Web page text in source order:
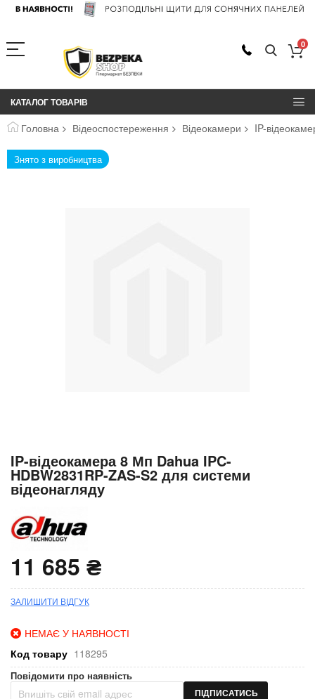
0
КАТАЛОГ ТОВАРІВ
Головна Відеоспостереження Відеокамери IP-
Перейти
до
Знято з виробництва
Перейти
до
початку
галереї
IP-відеокамера 8 Мп Dahua IPC-
HDBW2831RP-ZAS-S2 для системи
відеонагляду
11 685 ₴
ЗАЛИШИТИ ВІДГУК
НЕМАЄ У НАЯВНОСТІ
Код товару 118295
Повідомити про наявність
ПІДПИСАТИСЬ